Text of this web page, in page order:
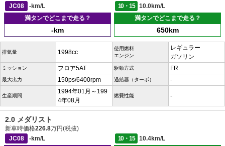
JC08
-km/L 10・15
10.0km/L
満タンでどこまで走る？
-km
満タンでどこまで走る？
650km
排気量 1998cc
使用燃料
エンジン
レギュラー
ガソリン
ミッション フロア5AT 駆動方式 FR
最大出力 150ps/6400rpm 過給器（ターボ） -
生産期間
1994年01月～199
4年08月
燃費性能 -
2.0 メダリスト
新車時価格226.8万円(税抜)
JC08
-km/L 10・15
10.4km/L